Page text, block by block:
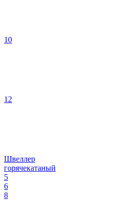
10
12
Швеллер
горячекатаный
5
6
8